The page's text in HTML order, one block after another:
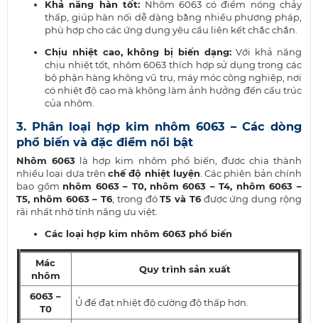
Khả năng hàn tốt: Nhôm 6063 có điểm nóng chảy
thấp, giúp hàn nối dễ dàng bằng nhiều phương pháp,
phù hợp cho các ứng dụng yêu cầu liên kết chắc chắn.
Chịu nhiệt cao, không bị biến dạng:Với khả năng
chịu nhiệt tốt, nhôm 6063 thích hợp sử dụng trong các
bộ phận hàng không vũ trụ, máy móc công nghiệp, nơi
có nhiệt độ cao mà không làm ảnh hưởng đến cấu trúc
của nhôm.
3. Phân loại hợp kim nhôm 6063 – Các dòng
phổ biến và đặc điểm nổi bật
Nhôm 6063 là hợp kim nhôm phổ biến, được chia thành
nhiều loại dựa trênchế độ nhiệt luyện. Các phiên bản chính
bao gồm nhôm 6063 – T0, nhôm 6063 – T4, nhôm 6063 –
T5, nhôm 6063 – T6, trong đóT5 và T6được ứng dụng rộng
rãi nhất nhờ tính năng ưu việt.
Các loại hợp kim nhôm 6063 phổ biến
Mác
nhôm
Quy trình sản xuất
6063 –
T0
Ủ để đạt nhiệt độ cường độ thấp hơn.